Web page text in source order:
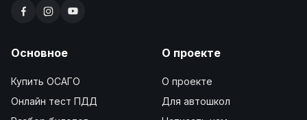
Основное
Купить ОСАГО
Онлайн тест ПДД
О проекте
О проекте
Для автошкол